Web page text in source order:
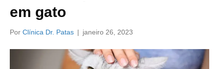
em gato
Por Clínica Dr. Patas | janeiro 26, 2023